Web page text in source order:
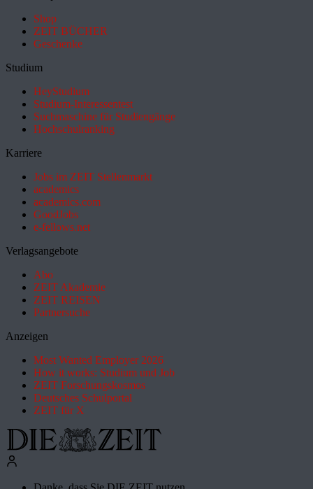
Shop
ZEIT BÜCHER
Geschenke
Studium
HeyStudium
Studium-Interessentest
Suchmaschine für Studiengänge
Hochschulranking
Karriere
Jobs im ZEIT Stellenmarkt
academics
academics.com
GoodJobs
e-fellows.net
Verlagsangebote
Abo
ZEIT Akademie
ZEIT REISEN
Partnersuche
Anzeigen
Most Wanted Employer 2026
How it works: Studium und Job
ZEIT Forschungskosmos
Deutsches Schulportal
ZEIT für X